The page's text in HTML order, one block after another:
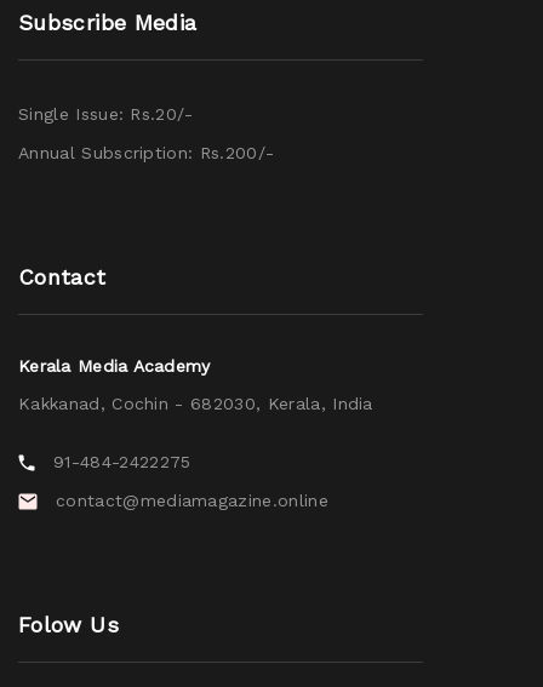
Subscribe Media
Single Issue: Rs.20/-
Annual Subscription: Rs.200/-
Contact
Kerala Media Academy
Kakkanad, Cochin - 682030, Kerala, India
91-484-2422275
contact@mediamagazine.online
Folow Us